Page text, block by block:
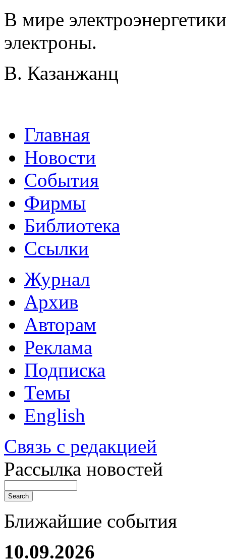
В мире
электроны.
В. Казанжанц
Главная
Новости
События
Фирмы
Библиотека
Ссылки
Журнал
Архив
Авторам
Реклама
Подписка
Темы
English
Связь с редакцией
Рассылка новостей
Ближайшие события
10.09.2026